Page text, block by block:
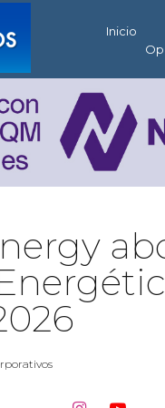
Inicio